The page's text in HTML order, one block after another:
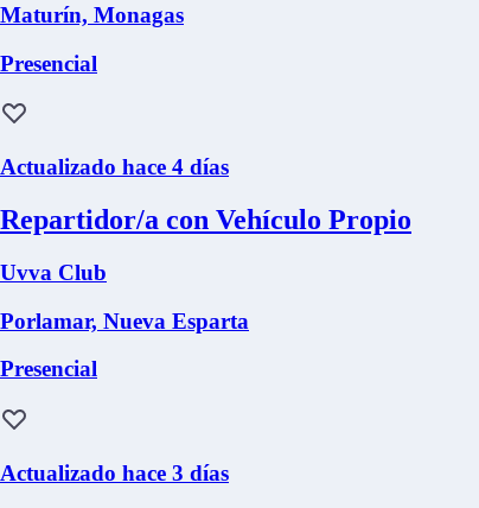
Maturín, Monagas
Presencial
Actualizado hace 4 días
Repartidor/a con Vehículo Propio
Uvva Club
Porlamar, Nueva Esparta
Presencial
Actualizado hace 3 días